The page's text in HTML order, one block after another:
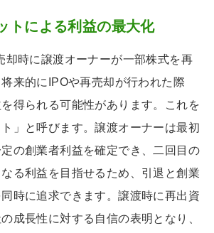
トによる利益の最大化
却時に譲渡オーナーが一部株式を再
来的にIPOや再売却が行われた際
得られる可能性があります。これを
ト」と呼びます。譲渡オーナーは最初
の創業者利益を確定でき、二回目の
る利益を目指せるため、引退と創業
時に追求できます。譲渡時に再出資
成長性に対する自信の表明となり、